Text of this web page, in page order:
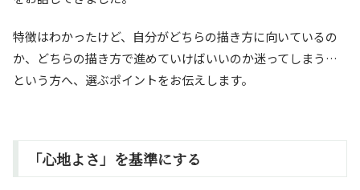
特徴はわかったけど、自分がどちらの描き方に向いているの
か、どちらの描き方で進めていけばいいのか迷ってしまう…
という方へ、選ぶポイントをお伝えします。
「心地よさ」を基準にする